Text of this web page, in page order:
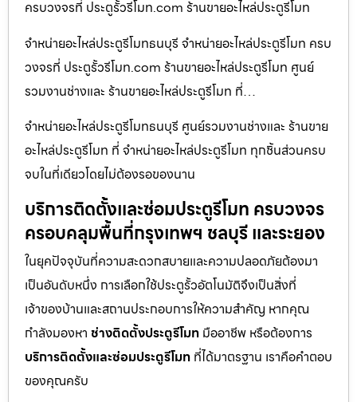
ครบวงจรที่ ประตูรั้วรีโมท.com ร้านขายอะไหล่ประตูรีโมท
จำหน่ายอะไหล่ประตูรีโมทธนบุรี จำหน่ายอะไหล่ประตูรีโมท ครบ
วงจรที่ ประตูรั้วรีโมท.com ร้านขายอะไหล่ประตูรีโมท ศูนย์
รวมงานช่างและ ร้านขายอะไหล่ประตูรีโมท ที่…
จำหน่ายอะไหล่ประตูรีโมทธนบุรี ศูนย์รวมงานช่างและ ร้านขาย
อะไหล่ประตูรีโมท ที่ จำหน่ายอะไหล่ประตูรีโมท ทุกชิ้นส่วนครบ
จบในที่เดียวโดยไม่ต้องรอของนาน
บริการติดตั้งและซ่อมประตูรีโมท ครบวงจร
ครอบคลุมพื้นที่กรุงเทพฯ ชลบุรี และระยอง
ในยุคปัจจุบันที่ความสะดวกสบายและความปลอดภัยต้องมา
เป็นอันดับหนึ่ง การเลือกใช้ประตูรั้วอัตโนมัติจึงเป็นสิ่งที่
เจ้าของบ้านและสถานประกอบการให้ความสำคัญ หากคุณ
กำลังมองหา ช่างติดตั้งประตูรีโมท มืออาชีพ หรือต้องการ
บริการติดตั้งและซ่อมประตูรีโมท ที่ได้มาตรฐาน เราคือคำตอบ
ของคุณครับ